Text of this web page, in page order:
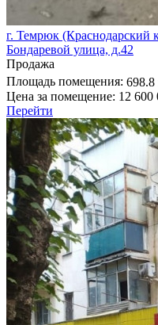
г. Темрюк (Краснодарский
Бондаревой улица, д.42
Продажа
Площадь помещения:
Цена за помещение: 12 600
Перейти